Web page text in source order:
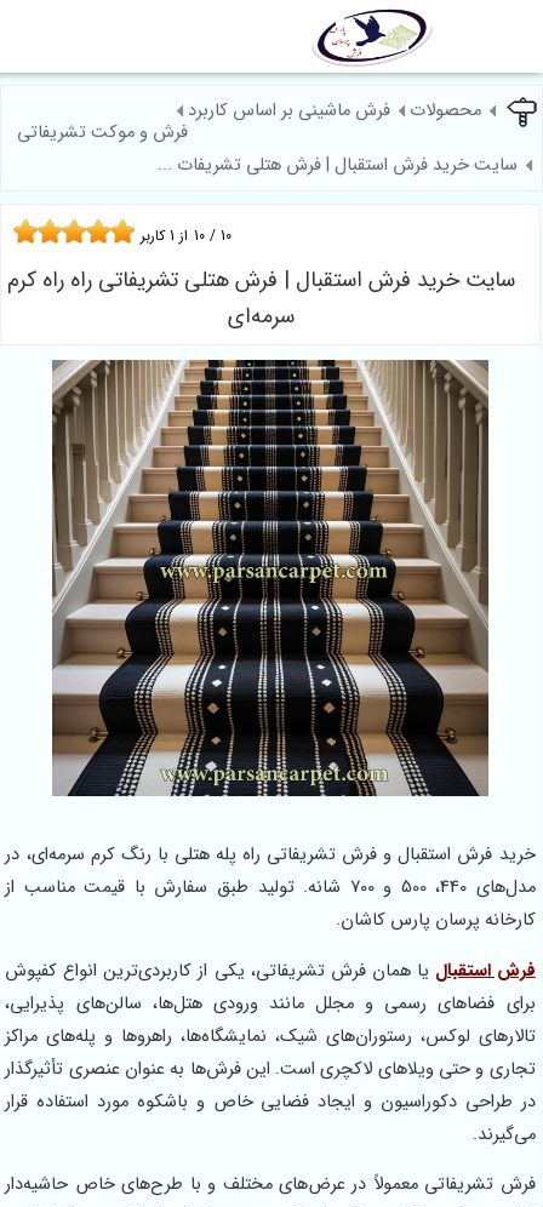
فرش ماشینی بر اساس کاربرد
فرش و موکت تشریفاتی
فرش استقبال | فرش هتلی تشریفات ...
فرش استقبال | فرش هتلی تشریفاتی راه راه کرم
و فرش تشریفاتی راه پله هتلی با رنگ کرم سرمه‌ای، در
مدل‌های 440، 500 و 700 شانه. تولید طبق سفارش با قیمت مناسب از
پارس کاشان.
یا همان فرش تشریفاتی، یکی از کاربردی‌ترین انواع کفپوش
رسمی و مجلل مانند ورودی هتل‌ها، سالن‌های پذیرایی،
رستوران‌های شیک، نمایشگاه‌ها، راهروها و پله‌های مراکز
لاکچری است. این فرش‌ها به عنوان عنصری تأثیرگذار
و ایجاد فضایی خاص و باشکوه مورد استفاده قرار
معمولاً در عرض‌های مختلف و با طرح‌های خاص حاشیه‌دار